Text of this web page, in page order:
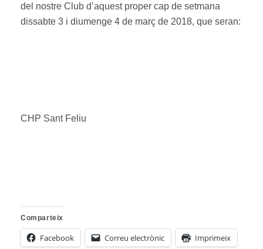
del nostre Club d’aquest proper cap de setmana
dissabte 3 i diumenge 4 de març de 2018, que seran:
CHP Sant Feliu
Comparteix
Facebook Correu electrònic Imprimeix